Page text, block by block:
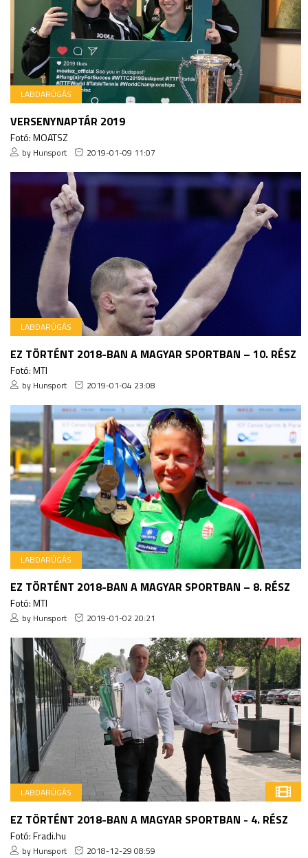
LABDARÚGÁS
VERSENYNAPTÁR 2019
Fotó: MOATSZ
by Hunsport 2019-01-09 11:07
LABDARÚGÁS
EZ TÖRTÉNT 2018-BAN A MAGYAR SPORTBAN – 10. RÉSZ
Fotó: MTI
by Hunsport 2019-01-04 23:08
LABDARÚGÁS
EZ TÖRTÉNT 2018-BAN A MAGYAR SPORTBAN – 8. RÉSZ
Fotó: MTI
by Hunsport 2019-01-02 20:21
LABDARÚGÁS
EZ TÖRTÉNT 2018-BAN A MAGYAR SPORTBAN - 4. RÉSZ
Fotó: Fradi.hu
by Hunsport 2018-12-29 08:59